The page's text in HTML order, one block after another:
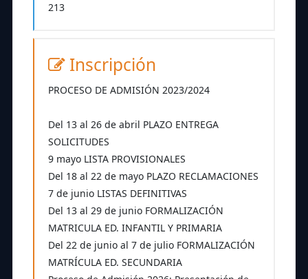
213
Inscripción
PROCESO DE ADMISIÓN 2023/2024
Del 13 al 26 de abril PLAZO ENTREGA
SOLICITUDES
9 mayo LISTA PROVISIONALES
Del 18 al 22 de mayo PLAZO RECLAMACIONES
7 de junio LISTAS DEFINITIVAS
Del 13 al 29 de junio FORMALIZACIÓN
MATRICULA ED. INFANTIL Y PRIMARIA
Del 22 de junio al 7 de julio FORMALIZACIÓN
MATRÍCULA ED. SECUNDARIA